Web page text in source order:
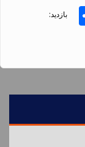
Share
بازدید: